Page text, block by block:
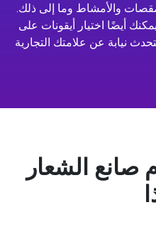
والأمشاط وما إلى ذلك.
أيضًا اختيار أيقونات على
صانع الشعار